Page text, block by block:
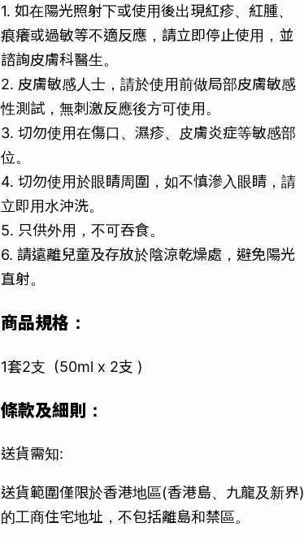
1. 如在陽光照射下或使用後出現紅疹、紅腫、
痕癢或過敏等不適反應，請立即停止使用，並
諮詢皮膚科醫生。
2. 皮膚敏感人士，請於使用前做局部皮膚敏感
性測試，無刺激反應後方可使用。
3. 切勿使用在傷口、濕疹、皮膚炎症等敏感部
位。
4. 切勿使用於眼睛周圍，如不慎滲入眼睛，請
立即用水沖洗。
5. 只供外用，不可吞食。
6. 請遠離兒童及存放於陰涼乾燥處，避免陽光
直射。
商品規格：
1套2支 (50ml x 2支 )
條款及細則：
送貨需知:
送貨範圍僅限於香港地區(香港島、九龍及新界)
的工商住宅地址，不包括離島和禁區。